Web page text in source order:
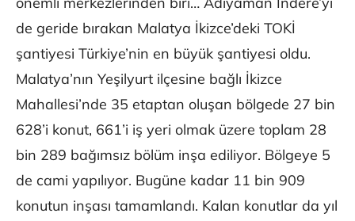
de geride bırakan Malatya İkizce’deki TOKİ
şantiyesi Türkiye’nin en büyük şantiyesi oldu.
Malatya’nın Yeşilyurt ilçesine bağlı İkizce
Mahallesi’nde 35 etaptan oluşan bölgede 27 bin
628’i konut, 661’i iş yeri olmak üzere toplam 28
bin 289 bağımsız bölüm inşa ediliyor. Bölgeye 5
de cami yapılıyor. Bugüne kadar 11 bin 909
konutun inşası tamamlandı. Kalan konutlar da yıl